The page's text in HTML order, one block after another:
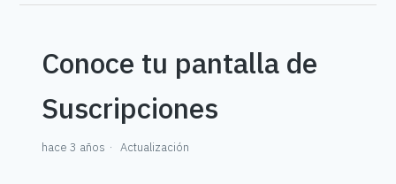
Conoce tu pantalla de
Suscripciones
hace 3 años Actualización